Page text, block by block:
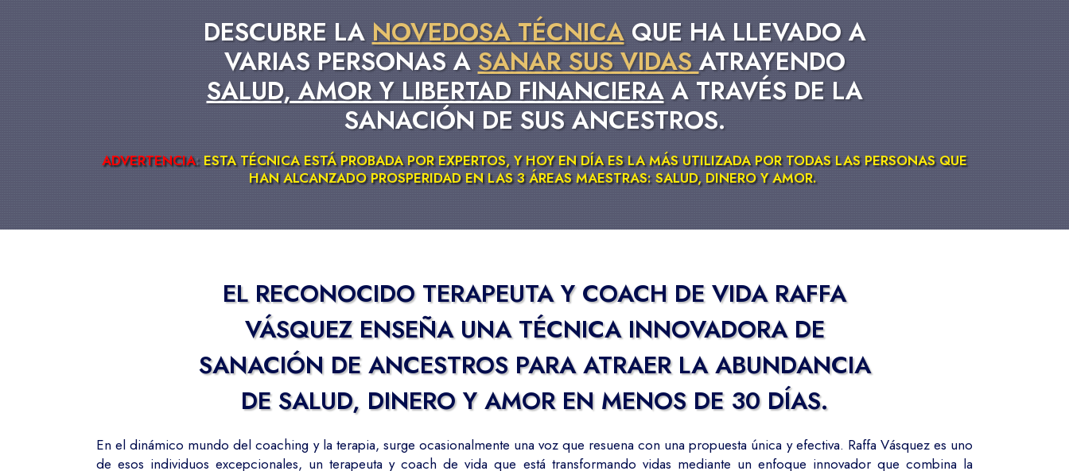
DESCUBRE LANOVEDOSA TÉCNICAQUE HA LLEVADO A
VARIAS PERSONAS ASANAR SUS VIDASATRAYENDO
SALUD, AMOR Y LIBERTAD FINANCIERAA TRAVÉS DE LA
SANACIÓN DE SUS ANCESTROS.
ADVERTENCIA: ESTA TÉCNICA ESTÁ PROBADA POR EXPERTOS, Y HOY EN DÍA ES LA MÁS UTILIZADA POR TODAS LAS PERSONAS QUE
HAN ALCANZADO PROSPERIDAD EN LAS 3 ÁREAS MAESTRAS: SALUD, DINERO Y AMOR.
EL RECONOCIDO TERAPEUTA Y COACH DE VIDA RAFFA
VÁSQUEZ ENSEÑA UNA TÉCNICA INNOVADORA DE
SANACIÓN DE ANCESTROS PARA ATRAER LA ABUNDANCIA
DE SALUD, DINERO Y AMOR EN MENOS DE 30 DÍAS.
En el dinámico mundo del coaching y la terapia, surge ocasionalmente una voz que resuena con una propuesta única y efectiva. Raffa Vásquez es uno
de esos individuos excepcionales, un terapeuta y coach de vida que está transformando vidas mediante un enfoque innovador que combina la